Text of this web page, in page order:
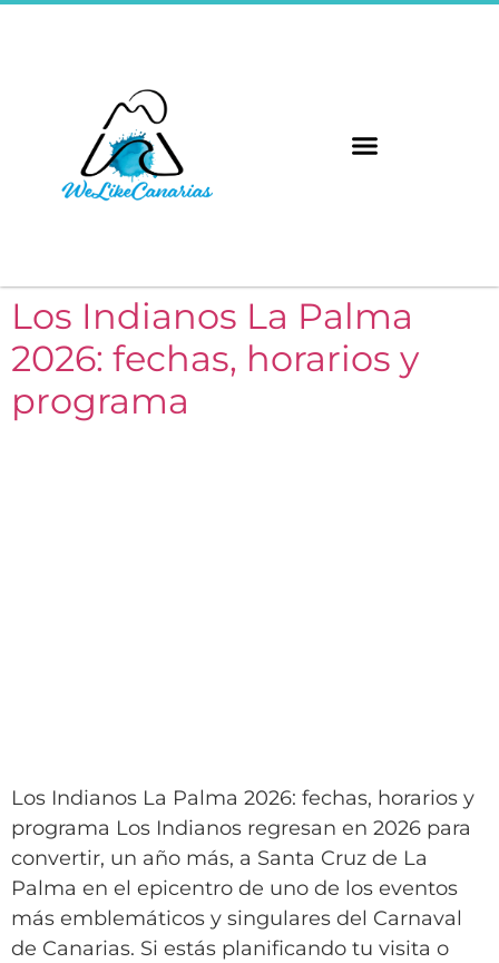
Los Indianos La Palma
2026: fechas, horarios y
programa
Los Indianos La Palma 2026: fechas, horarios y
programa Los Indianos regresan en 2026 para
convertir, un año más, a Santa Cruz de La
Palma en el epicentro de uno de los eventos
más emblemáticos y singulares del Carnaval
de Canarias. Si estás planificando tu visita o